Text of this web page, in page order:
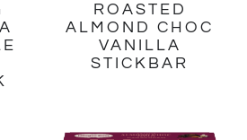
ROASTED
ALMOND CHOC
VANILLA
STICKBAR